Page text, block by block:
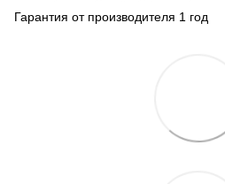
Гарантия от производителя 1 год